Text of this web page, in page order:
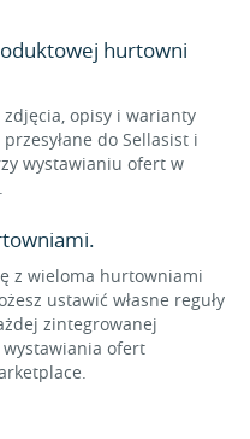
hurtowni
zdjęcia, opisy i warianty
do Sellasist i
wystawianiu ofert w
z wieloma hurtowniami
ustawić własne reguły
zintegrowanej
ofert